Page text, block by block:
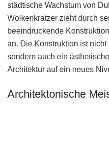
städtische Wachstum von
Wolkenkratzer zieht durch
beeindruckende
an. Die Konstruktion ist
sondern auch ein
Architektur auf ein neues
Architektonische